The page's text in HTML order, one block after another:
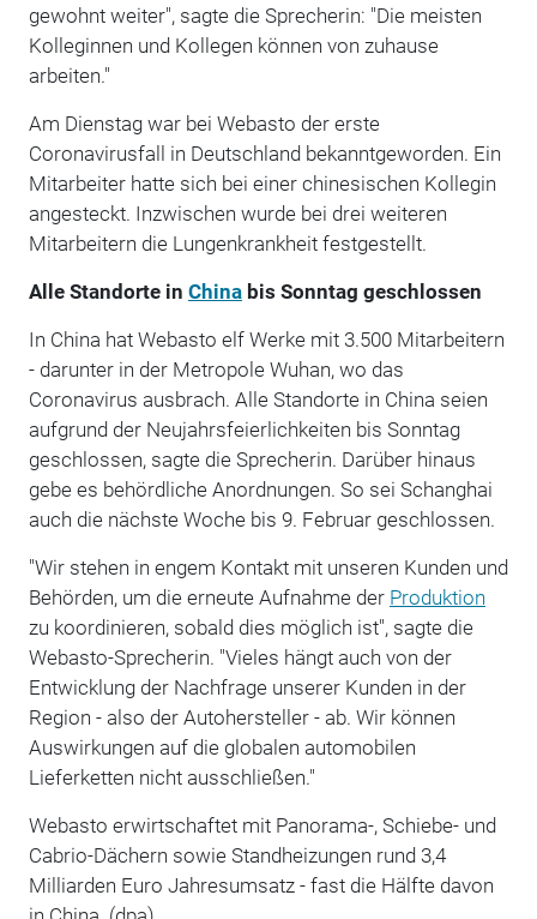
gewohnt weiter", sagte die Sprecherin: "Die meisten
Kolleginnen und Kollegen können von zuhause
arbeiten."
Am Dienstag war bei Webasto der erste
Coronavirusfall in Deutschland bekanntgeworden. Ein
Mitarbeiter hatte sich bei einer chinesischen Kollegin
angesteckt. Inzwischen wurde bei drei weiteren
Mitarbeitern die Lungenkrankheit festgestellt.
Alle Standorte in Chinabis Sonntag geschlossen
In China hat Webasto elf Werke mit 3.500 Mitarbeitern
- darunter in der Metropole Wuhan, wo das
Coronavirus ausbrach. Alle Standorte in China seien
aufgrund der Neujahrsfeierlichkeiten bis Sonntag
geschlossen, sagte die Sprecherin. Darüber hinaus
gebe es behördliche Anordnungen. So sei Schanghai
auch die nächste Woche bis 9. Februar geschlossen.
"Wir stehen in engem Kontakt mit unseren Kunden und
Behörden, um die erneute Aufnahme der Produktion
zu koordinieren, sobald dies möglich ist", sagte die
Webasto-Sprecherin. "Vieles hängt auch von der
Entwicklung der Nachfrage unserer Kunden in der
Region - also der Autohersteller - ab. Wir können
Auswirkungen auf die globalen automobilen
Lieferketten nicht ausschließen."
Webasto erwirtschaftet mit Panorama-, Schiebe- und
Cabrio-Dächern sowie Standheizungen rund 3,4
Milliarden Euro Jahresumsatz - fast die Hälfte davon